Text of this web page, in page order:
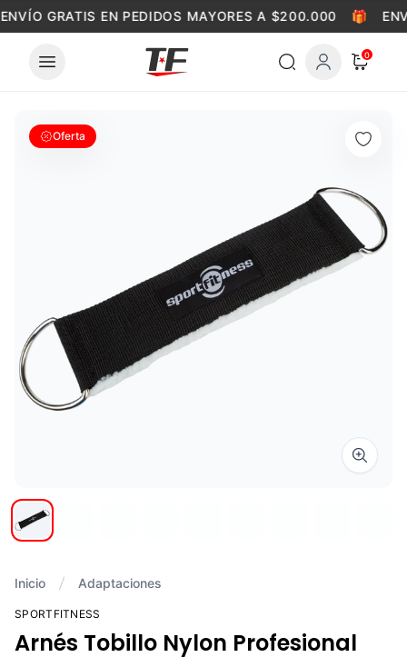
Skip to contentGRATIS EN PEDIDOS MAYORES A $200.000 🎁
0
Oferta
Zoom
Inicio Adaptaciones
SPORTFITNESS
Arnés Tobillo Nylon Profesional